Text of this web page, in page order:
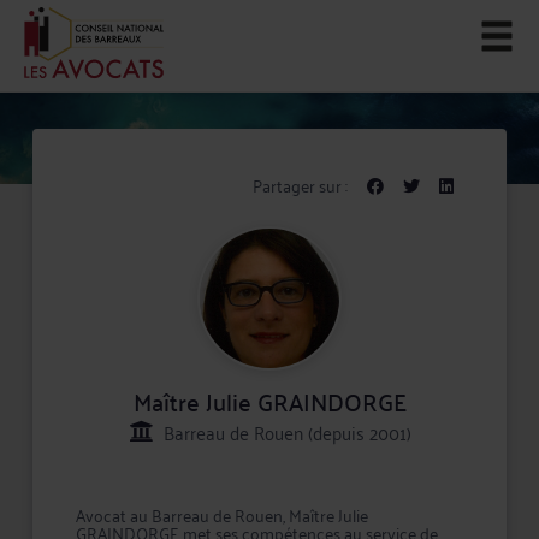
Partager sur :
Maître Julie GRAINDORGE
Barreau de Rouen (depuis 2001)
Avocat au Barreau de Rouen, Maître Julie
GRAINDORGE met ses compétences au service de